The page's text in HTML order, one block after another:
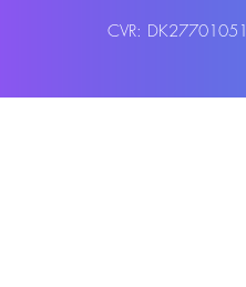
CVR: DK27701051